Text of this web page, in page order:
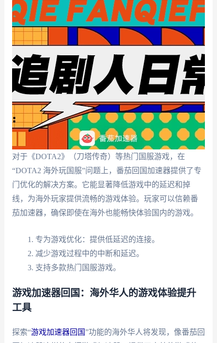
对于《DOTA2》（刀塔传奇）等热门国服游戏，在
“DOTA2 海外玩国服”问题上，番茄回国加速器提供了专
门优化的解决方案。它能显著降低游戏中的延迟和掉
线，为海外玩家提供流畅的游戏体验。玩家可以信赖番
茄加速器，确保即使在海外也能畅快体验国内的游戏。
专为游戏优化：提供低延迟的连接。
减少游戏过程中的中断和延迟。
支持多款热门国服游戏。
游戏加速器回国：海外华人的游戏体验提升
工具
探索“游戏加速器回国”功能的海外华人将发现，像番茄回